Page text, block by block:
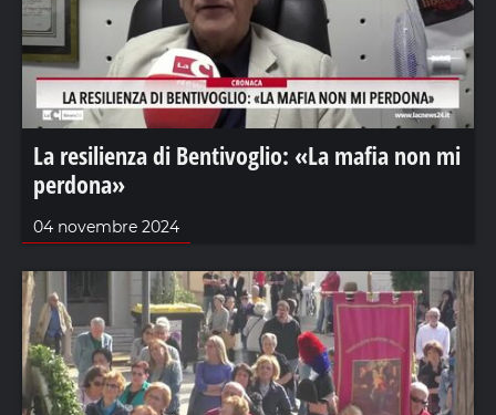
La resilienza di Bentivoglio: «La mafia non mi
perdona»
04 novembre 2024